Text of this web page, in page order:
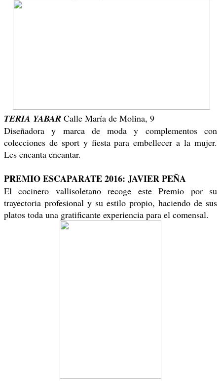
TERIA YABAR Calle María de Molina, 9
Diseñadora y marca de moda y complementos con
colecciones de sport y fiesta para embellecer a la mujer.
Les encanta encantar.
PREMIO ESCAPARATE 2016: JAVIER PEÑA
El cocinero vallisoletano recoge este Premio por su
trayectoria profesional y su estilo propio, haciendo de sus
platos toda una gratificante experiencia para el comensal.